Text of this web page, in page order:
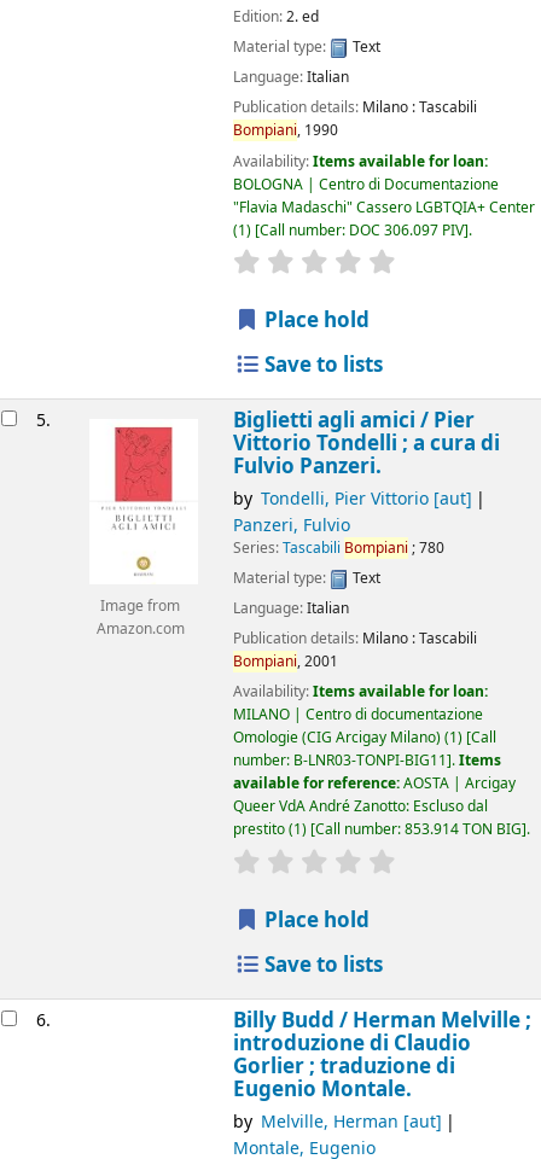
Edition:2. ed
Material type:
Text
Language:Italian
Publication details: Milano :Tascabili
Bompiani, 1990
Availability:Items available for loan:
BOLOGNA | Centro di Documentazione
"Flavia Madaschi" Cassero LGBTQIA+ Center
(1) Call number: DOC 306.097 PIV .
star rating
Place hold
Save to lists
5.
Image from
Amazon.com
Biglietti agli amici / Pier
Vittorio Tondelli ; a cura di
Fulvio Panzeri.
by Tondelli, Pier Vittorio[aut]
Panzeri, Fulvio
Series:Tascabili Bompiani ; 780
Material type:
Text
Language:Italian
Publication details: Milano :Tascabili
Bompiani,2001
Availability:Items available for loan:
MILANO | Centro di documentazione
Omologie (CIG Arcigay Milano)(1) Call
number: B-LNR03-TONPI-BIG11 .Items
available for reference:AOSTA | Arcigay
Queer VdA André Zanotto: Escluso dal
prestito(1) Call number:853.914 TON BIG .
star rating
Place hold
Save to lists
6. Billy Budd / Herman Melville ;
introduzione di Claudio
Gorlier ; traduzione di
Eugenio Montale.
by Melville, Herman [aut]
Montale, Eugenio